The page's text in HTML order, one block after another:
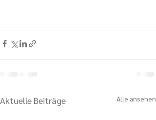
Aktuelle Beiträge Alle ansehen